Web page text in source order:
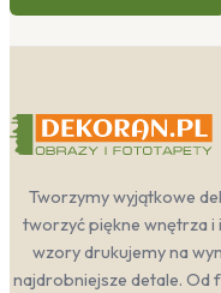
Tworzymy wyjątkowe
tworzyć piękne wnętrza i
wzory drukujemy na
najdrobniejsze detale.